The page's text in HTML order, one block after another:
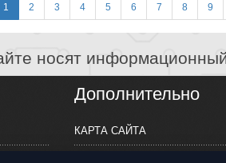
1 2 3 4 5 6 7 8 9
носят
Дополнительно
КАРТА САЙТА